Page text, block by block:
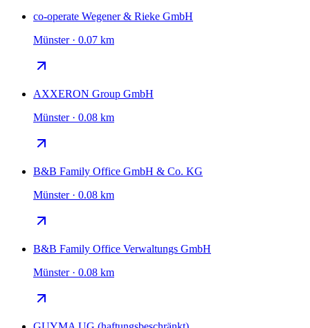
co-operate Wegener & Rieke GmbH
Münster · 0.07 km
AXXERON Group GmbH
Münster · 0.08 km
B&B Family Office GmbH & Co. KG
Münster · 0.08 km
B&B Family Office Verwaltungs GmbH
Münster · 0.08 km